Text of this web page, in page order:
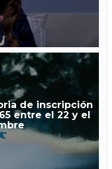
de inscripción
entre el 22 y el